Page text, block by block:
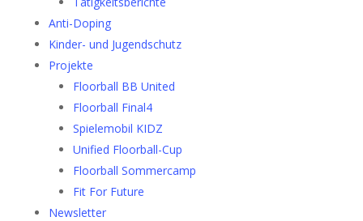
Anti-Doping
Kinder- und Jugendschutz
Projekte
Floorball BB United
Floorball Final4
Spielemobil KIDZ
Unified Floorball-Cup
Floorball Sommercamp
Fit For Future
Newsletter